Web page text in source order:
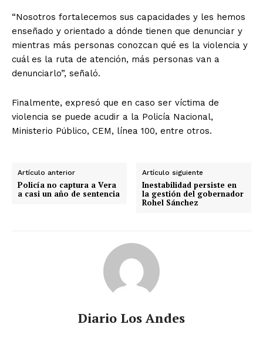
“Nosotros fortalecemos sus capacidades y les hemos
enseñado y orientado a dónde tienen que denunciar y
mientras más personas conozcan qué es la violencia y
cuál es la ruta de atención, más personas van a
denunciarlo”, señaló.
Finalmente, expresó que en caso ser víctima de
violencia se puede acudir a la Policía Nacional,
Ministerio Público, CEM, línea 100, entre otros.
Artículo anterior
Policía no captura a Vera
a casi un año de sentencia
Artículo siguiente
Inestabilidad persiste en
la gestión del gobernador
Rohel Sánchez
Diario Los Andes